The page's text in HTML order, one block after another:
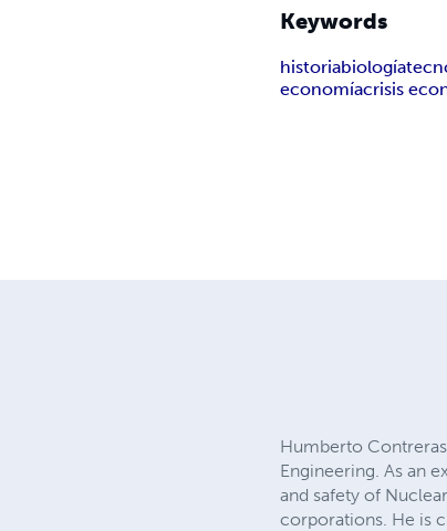
Keywords
historiabiología
economíacrisis
Humberto
Engineering. As an
and safety of
corporations. He is